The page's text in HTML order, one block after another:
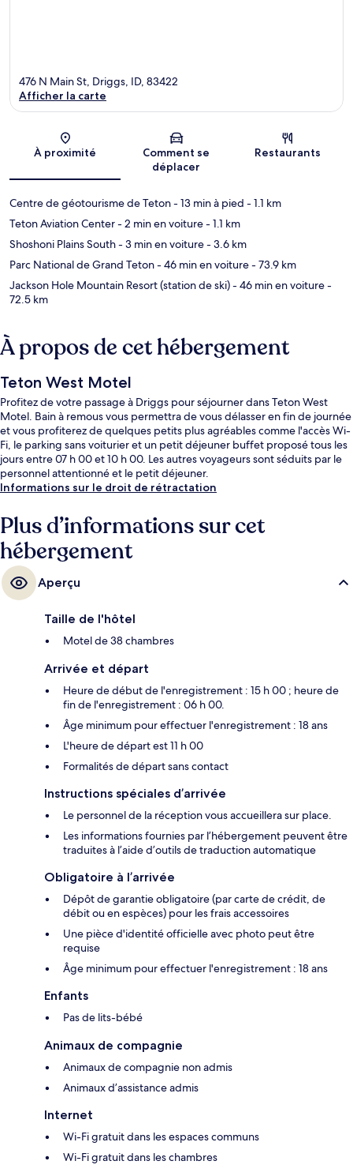
Carte
476 N Main St, Driggs, ID, 83422
Afficher la carte
À proximité
Comment se
déplacer
Restaurants
Centre de géotourisme de Teton- 13 min à pied - 1.1 km
Teton Aviation Center- 2 min en voiture- 1.1 km
Shoshoni Plains South- 3 min en voiture- 3.6 km
Parc National de Grand Teton- 46 min en voiture- 73.9 km
Jackson Hole Mountain Resort (station de ski)- 46 min en voiture-
72.5 km
À propos de cet hébergement
Teton West Motel
Profitez de votre passage à Driggs pour séjourner dans Teton West
Motel. Bain à remous vous permettra de vous délasser en fin de journée
et vous profiterez de quelques petits plus agréables comme l'accès Wi-
Fi, le parking sans voiturier et un petit déjeuner buffet proposé tous les
jours entre 07 h 00 et 10 h 00. Les autres voyageurs sont séduits par le
personnel attentionné et le petit déjeuner.
Informations sur le droit de rétractation
Plus d’informations sur cet
hébergement
Aperçu
Taille de l'hôtel
Motel de 38 chambres
Arrivée et départ
Heure de début de l'enregistrement : 15 h 00 ; heure de
fin de l'enregistrement : 06 h 00.
Âge minimum pour effectuer l'enregistrement : 18 ans
L'heure de départ est 11 h 00
Formalités de départ sans contact
Instructions spéciales d’arrivée
Le personnel de la réception vous accueillera sur place.
Les informations fournies par l’hébergement peuvent être
traduites à l’aide d’outils de traduction automatique
Obligatoire à l’arrivée
Dépôt de garantie obligatoire (par carte de crédit, de
débit ou en espèces) pour les frais accessoires
Une pièce d'identité officielle avec photo peut être
requise
Âge minimum pour effectuer l'enregistrement : 18 ans
Enfants
Pas de lits-bébé
Animaux de compagnie
Animaux de compagnie non admis
Animaux d’assistance admis
Internet
Wi-Fi gratuit dans les espaces communs
Wi-Fi gratuit dans les chambres